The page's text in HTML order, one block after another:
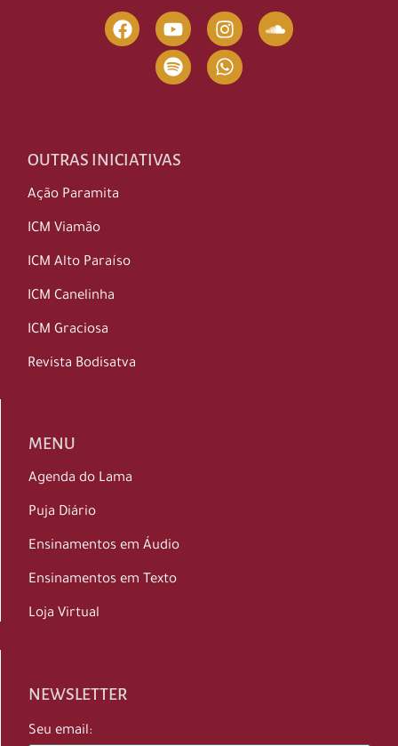
OUTRAS INICIATIVAS
Ação Paramita
ICM Viamão
ICM Alto Paraíso
ICM Canelinha
ICM Graciosa
Revista Bodisatva
MENU
Agenda do Lama
Puja Diário
Ensinamentos em Áudio
Ensinamentos em Texto
Loja Virtual
NEWSLETTER
Seu email: